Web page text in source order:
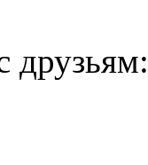
друзьям: